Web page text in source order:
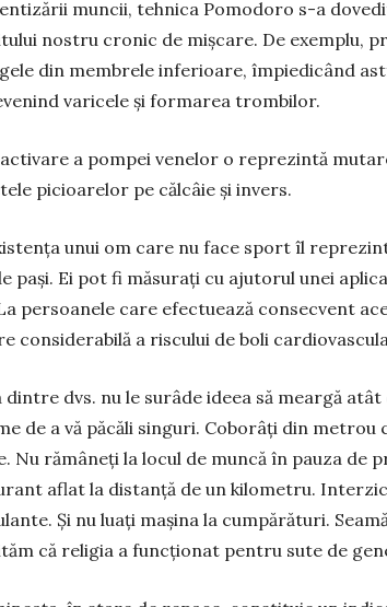
muncii, teh­nica Pomodoro s-a
nostru cronic de mișcare. De exemplu,
din membrele inferi­oare, împiedicând
vari­cele și formarea trombilor.
a pompei venelor o reprezintă
picioarelor pe căl­câie și invers.
unui om care nu face sport îl
pași. Ei pot fi măsurați cu ajutorul unei
persoanele care efectuează con­secvent
considerabilă a riscului de boli
dvs. nu le surâde ideea să meargă
de a vă păcăli singuri. Co­bo­râți din metrou
Nu rămâ­neți la locul de muncă în pau­za de
aflat la distanță de un kilometru.
Și nu luați mașina la cumpă­rături.
că re­ligia a funcționat pentru sute de